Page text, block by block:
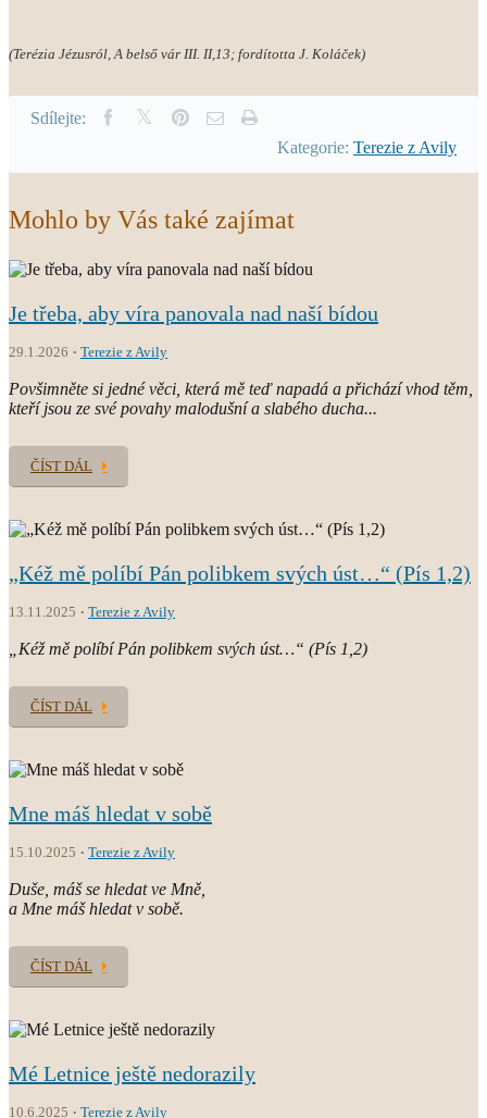
(Terézia Jézusról, A belső vár III. II,13; fordította J. Koláček)
Sdílejte:
Kategorie: Terezie z Avily
Mohlo by Vás také zajímat
Je třeba, aby víra panovala nad naší bídou
29.1.2026 Terezie z Avily
Povšimněte si jedné věci, která mě teď napadá a přichází vhod těm,
kteří jsou ze své povahy malodušní a slabého ducha...
ČÍST DÁL
„Kéž mě políbí Pán polibkem svých úst…“ (Pís 1,2)
13.11.2025 Terezie z Avily
„Kéž mě políbí Pán polibkem svých úst…“ (Pís 1,2)
ČÍST DÁL
Mne máš hledat v sobě
15.10.2025 Terezie z Avily
Duše, máš se hledat ve Mně,
a Mne máš hledat v sobě.
ČÍST DÁL
Mé Letnice ještě nedorazily
10.6.2025 Terezie z Avily